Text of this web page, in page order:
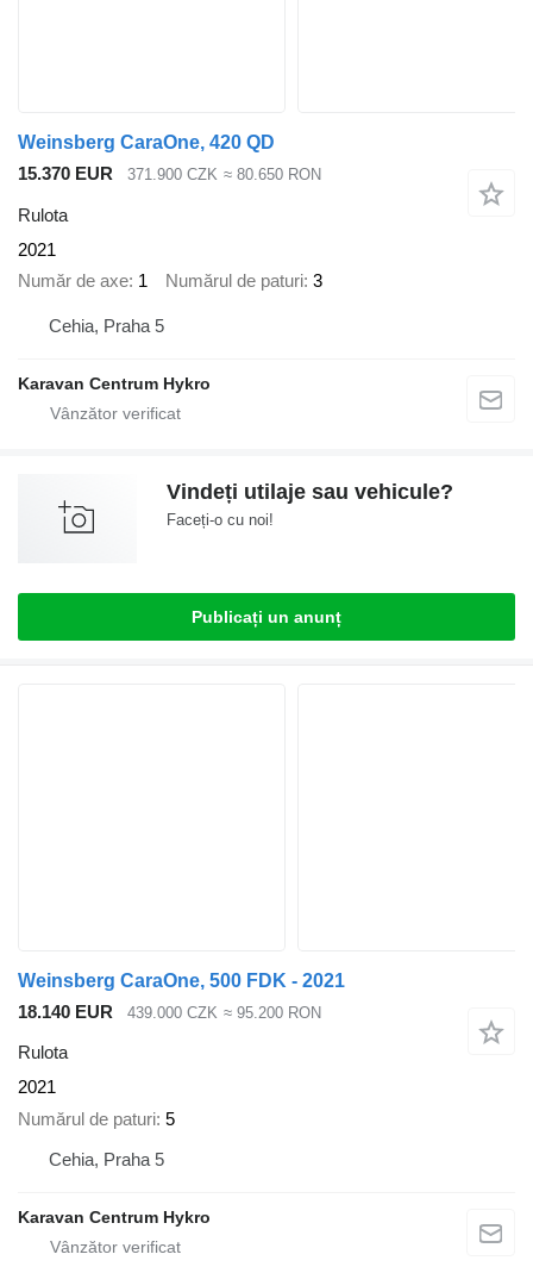
Weinsberg CaraOne, 420 QD
15.370 EUR
371.900 CZK ≈ 80.650 RON
Rulota
2021
Număr de axe 1 Numărul de paturi 3
Cehia, Praha 5
Karavan Centrum Hykro
Vindeți utilaje sau vehicule?
Faceți-o cu noi!
Publicați un anunț
Weinsberg CaraOne, 500 FDK - 2021
18.140 EUR
439.000 CZK ≈ 95.200 RON
Rulota
2021
Numărul de paturi 5
Cehia, Praha 5
Karavan Centrum Hykro